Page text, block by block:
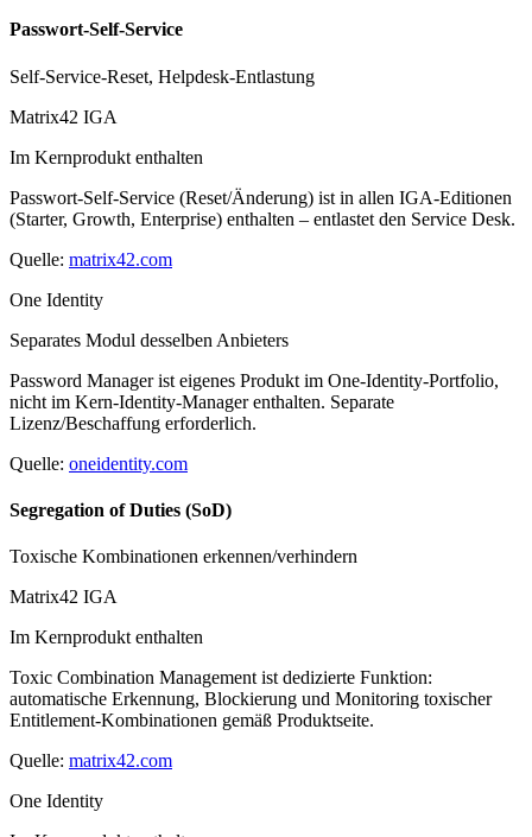
Passwort-Self-Service
Self-Service-Reset, Helpdesk-Entlastung
Matrix42 IGA
Im Kernprodukt enthalten
Passwort-Self-Service (Reset/Änderung) ist in allen IGA-Editionen
(Starter, Growth, Enterprise) enthalten – entlastet den Service Desk.
Quelle: matrix42.com
One Identity
Separates Modul desselben Anbieters
Password Manager ist eigenes Produkt im One-Identity-Portfolio,
nicht im Kern-Identity-Manager enthalten. Separate
Lizenz/Beschaffung erforderlich.
Quelle: oneidentity.com
Segregation of Duties (SoD)
Toxische Kombinationen erkennen/verhindern
Matrix42 IGA
Im Kernprodukt enthalten
Toxic Combination Management ist dedizierte Funktion:
automatische Erkennung, Blockierung und Monitoring toxischer
Entitlement-Kombinationen gemäß Produktseite.
Quelle: matrix42.com
One Identity